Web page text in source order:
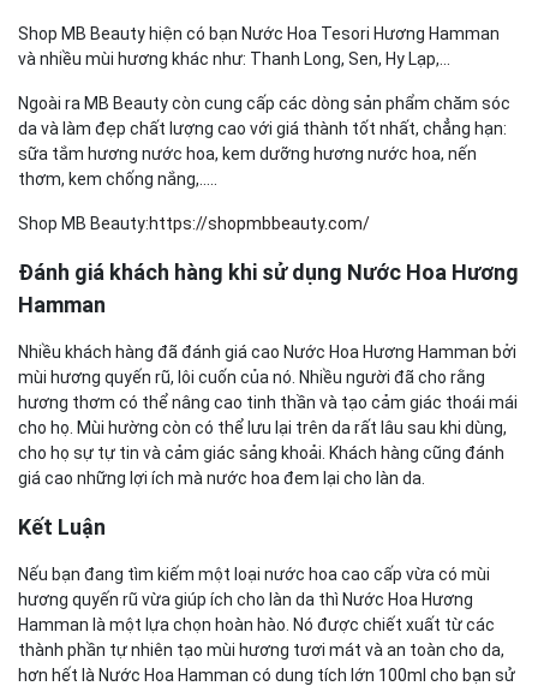
Shop MB Beauty hiện có bạn Nước Hoa Tesori Hương Hamman
và nhiều mùi hương khác như: Thanh Long, Sen, Hy Lạp,...
Ngoài ra MB Beauty còn cung cấp các dòng sản phẩm chăm sóc
da và làm đẹp chất lượng cao với giá thành tốt nhất, chẳng hạn:
sữa tắm hương nước hoa, kem dưỡng hương nước hoa, nến
thơm, kem chống nắng,.....
Shop MB Beauty:https://shopmbbeauty.com/
Đánh giá khách hàng khi sử dụng Nước Hoa Hương
Hamman
Nhiều khách hàng đã đánh giá cao Nước Hoa Hương Hamman bởi
mùi hương quyến rũ, lôi cuốn của nó. Nhiều người đã cho rằng
hương thơm có thể nâng cao tinh thần và tạo cảm giác thoái mái
cho họ. Mùi hường còn có thể lưu lại trên da rất lâu sau khi dùng,
cho họ sự tự tin và cảm giác sảng khoải. Khách hàng cũng đánh
giá cao những lợi ích mà nước hoa đem lại cho làn da.
Kết Luận
Nếu bạn đang tìm kiếm một loại nước hoa cao cấp vừa có mùi
hương quyến rũ vừa giúp ích cho làn da thì Nước Hoa Hương
Hamman là một lựa chọn hoàn hào. Nó được chiết xuất từ các
thành phần tự nhiên tạo mùi hương tươi mát và an toàn cho da,
hơn hết là Nước Hoa Hamman có dung tích lớn 100ml cho bạn sử